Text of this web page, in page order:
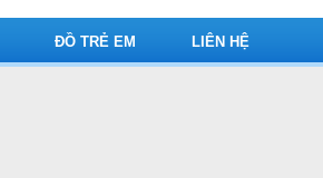
ĐỒ TRẺ EM LIÊN HỆ